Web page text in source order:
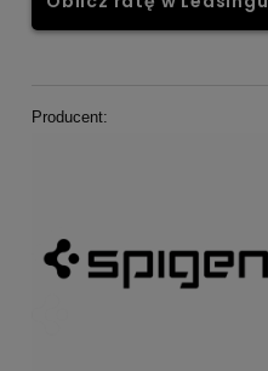
Producent: